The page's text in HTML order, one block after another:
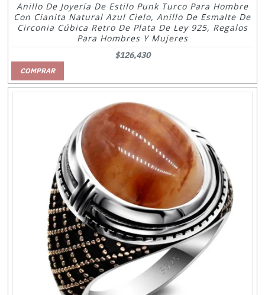
Anillo De Joyería De Estilo Punk Turco Para Hombre
Con Cianita Natural Azul Cielo, Anillo De Esmalte De
Circonia Cúbica Retro De Plata De Ley 925, Regalos
Para Hombres Y Mujeres
$126,430
COMPRAR